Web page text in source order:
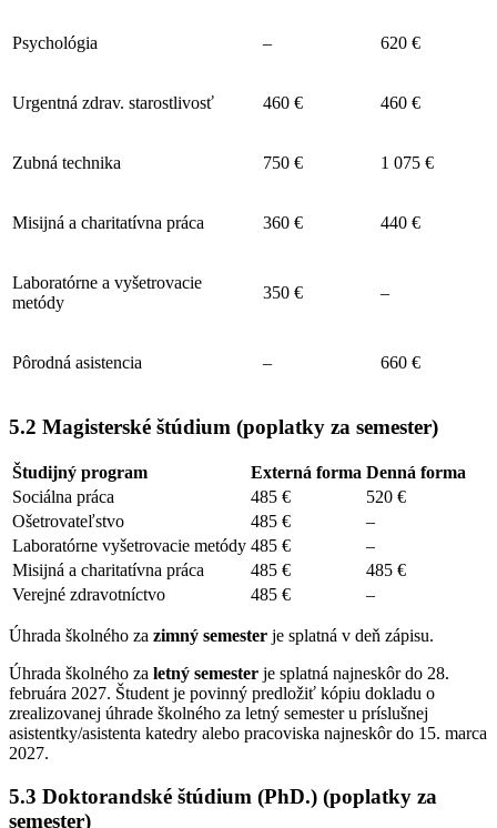
Psychológia – 620 €
Urgentná zdrav. starostlivosť 460 € 460 €
Zubná technika 750 € 1 075 €
Misijná a charitatívna práca 360 € 440 €
Laboratórne a vyšetrovacie
metódy
350 € –
Pôrodná asistencia – 660 €
5.2 Magisterské štúdium (poplatky za semester)
Študijný program Externá forma Denná forma
Sociálna práca
485 €
520 €
Ošetrovateľstvo
485 €
–
Laboratórne vyšetrovacie metódy 485 €
–
Misijná a charitatívna práca
485 €
485 €
Verejné zdravotníctvo
485 € –
Úhrada školného za zimný semester je splatná v deň zápisu.
Úhrada školného za letný semester je splatná najneskôr do 28.
februára 2027. Študent je povinný predložiť kópiu dokladu o
zrealizovanej úhrade školného za letný semester u príslušnej
asistentky/asistenta katedry alebo pracoviska najneskôr do 15. marca
2027.
5.3 Doktorandské štúdium (PhD.) (poplatky za
semester)